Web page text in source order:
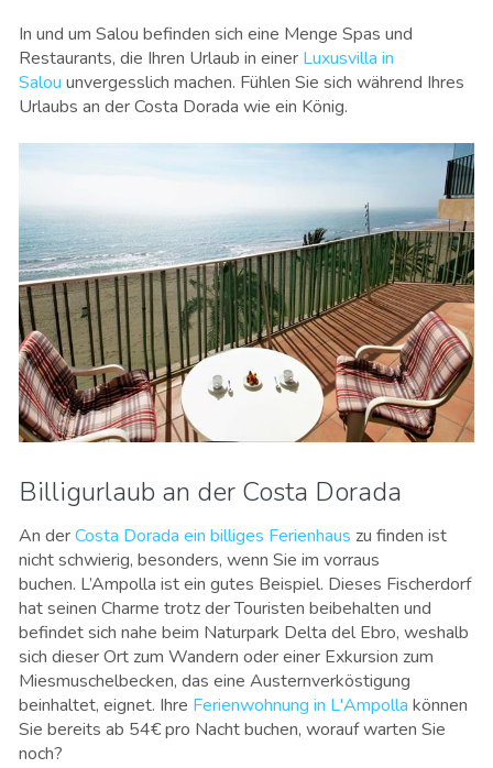
In und um Salou befinden sich eine Menge Spas und
Restaurants, die Ihren Urlaub in einer Luxusvilla in
Salou unvergesslich machen. Fühlen Sie sich während Ihres
Urlaubs an der Costa Dorada wie ein König.
Billigurlaub an der Costa Dorada
An derCosta Dorada ein billiges Ferienhaus zu finden ist
nicht schwierig, besonders, wenn Sie im vorraus
buchen. L’Ampolla ist ein gutes Beispiel. Dieses Fischerdorf
hat seinen Charme trotz der Touristen beibehalten und
befindet sich nahe beim Naturpark Delta del Ebro, weshalb
sich dieser Ort zum Wandern oder einer Exkursion zum
Miesmuschelbecken, das eine Austernverköstigung
beinhaltet, eignet. Ihre Ferienwohnung in L'Ampolla können
Sie bereits ab 54€ pro Nacht buchen, worauf warten Sie
noch?